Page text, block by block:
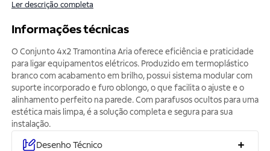
Ler descrição completa
Informações técnicas
O Conjunto 4x2 Tramontina Aria oferece eficiência e praticidade
para ligar equipamentos elétricos. Produzido em termoplástico
branco com acabamento em brilho, possui sistema modular com
suporte incorporado e furo oblongo, o que facilita o ajuste e o
alinhamento perfeito na parede. Com parafusos ocultos para uma
estética mais limpa, é a solução completa e segura para sua
instalação.
Desenho Técnico